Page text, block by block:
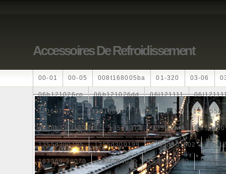
Accessoires De Refroidissement
00-01 00-05 008t168005ba 01-320 03-06
06h121026cp 06h121026dd 06l121111
110607087r 1115108ve 118ia 12-14 121255a
1330e2 1330v3 1350a073 1350a348
1355d300195 1355d300199 1355d301602
163369-38070 16360yv030 163630g060